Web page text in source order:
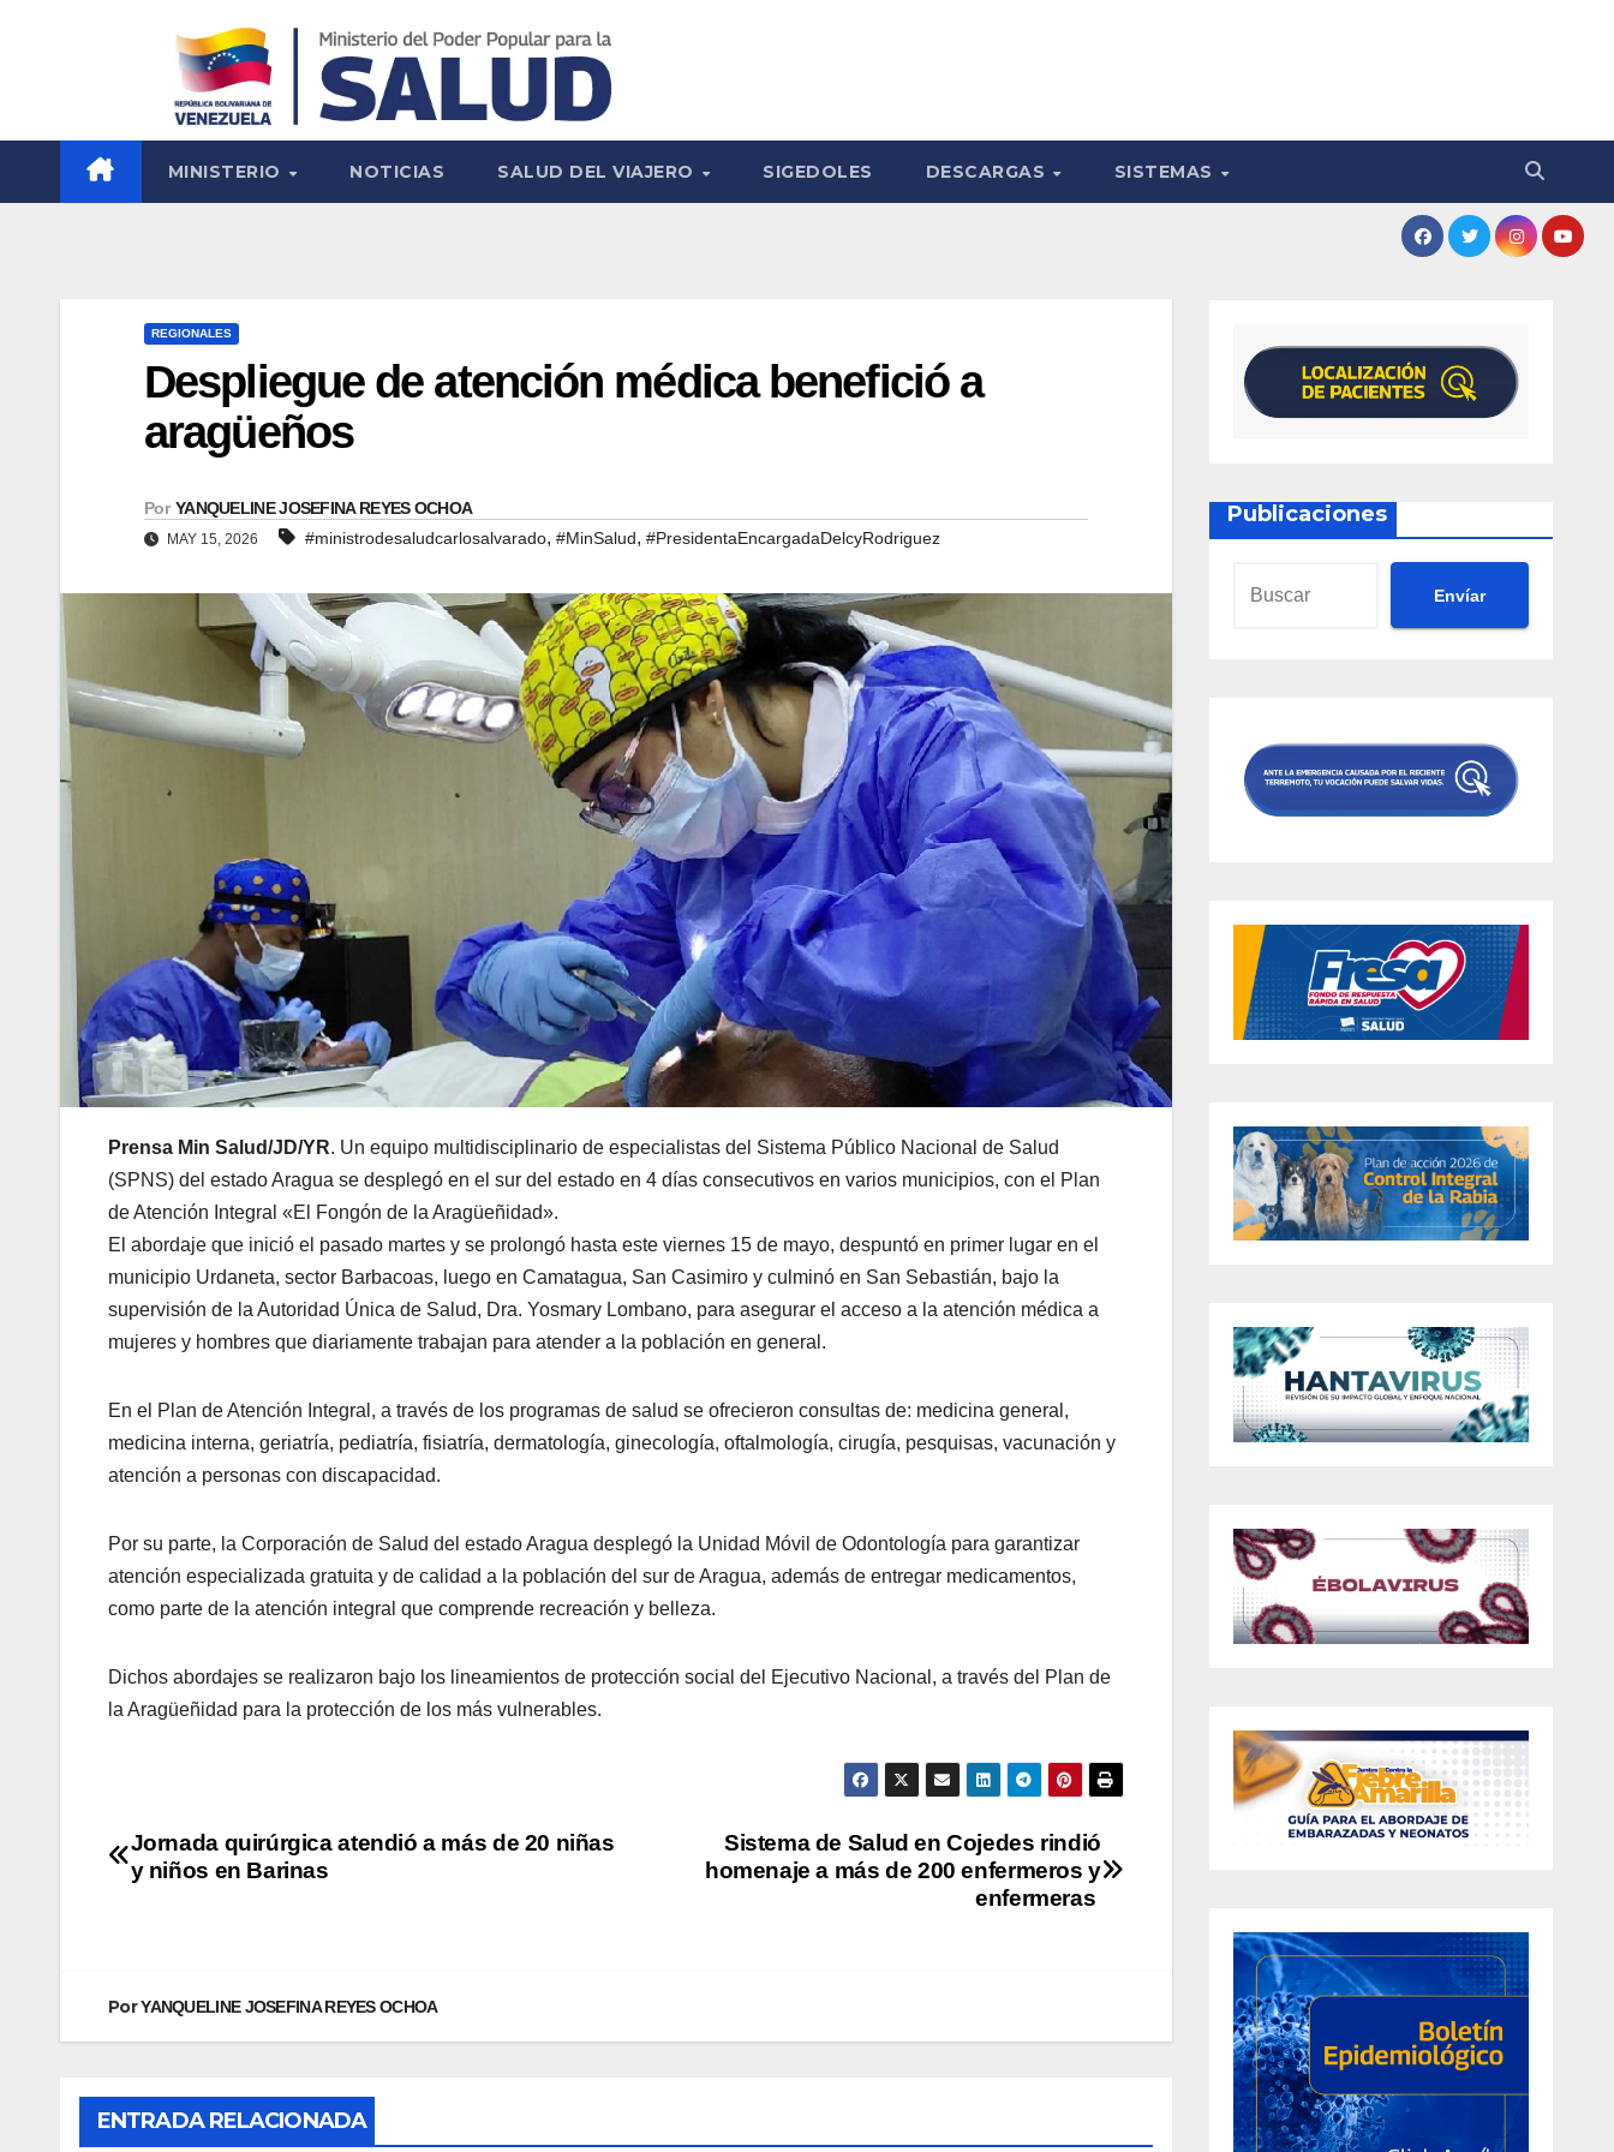
MINISTERIO NOTICIAS SALUD DEL VIAJERO SIGEDOLES DESCARGAS SISTEMAS
REGIONALES
Despliegue de atención médica benefició a
aragüeños
Por YANQUELINE JOSEFINA REYES OCHOA
MAY 15, 2026 #ministrodesaludcarlosalvarado, #MinSalud, #PresidentaEncargadaDelcyRodriguez
Prensa Min Salud/JD/YR. Un equipo multidisciplinario de especialistas del Sistema Público Nacional de Salud
(SPNS) del estado Aragua se desplegó en el sur del estado en 4 días consecutivos en varios municipios, con el Plan
de Atención Integral «El Fongón de la Aragüeñidad».
El abordaje que inició el pasado martes y se prolongó hasta este viernes 15 de mayo, despuntó en primer lugar en el
municipio Urdaneta, sector Barbacoas, luego en Camatagua, San Casimiro y culminó en San Sebastián, bajo la
supervisión de la Autoridad Única de Salud, Dra. Yosmary Lombano, para asegurar el acceso a la atención médica a
mujeres y hombres que diariamente trabajan para atender a la población en general.
En el Plan de Atención Integral, a través de los programas de salud se ofrecieron consultas de: medicina general,
medicina interna, geriatría, pediatría, fisiatría, dermatología, ginecología, oftalmología, cirugía, pesquisas, vacunación y
atención a personas con discapacidad.
Por su parte, la Corporación de Salud del estado Aragua desplegó la Unidad Móvil de Odontología para garantizar
atención especializada gratuita y de calidad a la población del sur de Aragua, además de entregar medicamentos,
como parte de la atención integral que comprende recreación y belleza.
Dichos abordajes se realizaron bajo los lineamientos de protección social del Ejecutivo Nacional, a través del Plan de
la Aragüeñidad para la protección de los más vulnerables.
Sistema de Salud en Cojedes rindió
homenaje a más de 200 enfermeros y
enfermeras
Jornada quirúrgica atendió a más de 20 niñas
y niños en Barinas
PorYANQUELINE JOSEFINA REYES OCHOA
ENTRADA RELACIONADA
Publicaciones
Envíar